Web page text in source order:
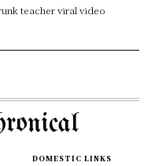
teacher viral video
DOMESTIC LINKS